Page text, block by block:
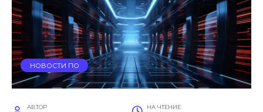
НОВОСТИ ПО
АВТОР НА ЧТЕНИЕ